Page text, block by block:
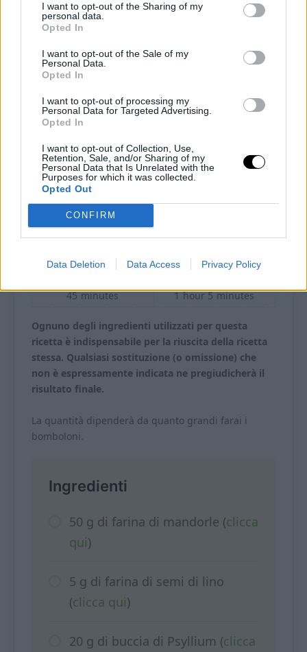
I want to opt-out of the Sharing of my
personal data.
Opted In
I want to opt-out of the Sale of my
Personal Data.
Opted In
I want to opt-out of processing my
Personal Data for Targeted Advertising.
Opted In
I want to opt-out of Collection, Use,
Retention, Sale, and/or Sharing of my
Personal Data that Is Unrelated with the
Purposes for which it was collected.
Opted Out
CONFIRM
Data Deletion Data Access Privacy Policy
Pin Print
Bomboloni chetogenici
Quantità
Preparazione
45 minutes
1 hour5 minutes
Ognuno degli ingredienti utilizzati per questa
ricetta è indispensabile per la riuscita della ricetta
stessa. Qualsiasi sostituzione (o omissione) che
non è espressamente indicata ne pregiudicherà il
risultato finale.
La quantità dipenderà da quanto grandi farai i
bomboloni.
Ingredienti
50 g di farina di mandorle (clicca
qui)
5 g di farina di semi di lino
(clicca qui)
20 g di buccia di Psyllium (clicca